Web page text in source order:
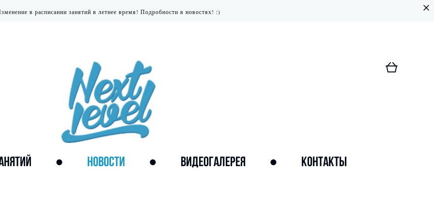
в расписании занятий в летнее время! Подробности в новостях! :)
● НОВОСТИ ● ВИДЕОГАЛЕРЕЯ ● КОНТАКТЫ